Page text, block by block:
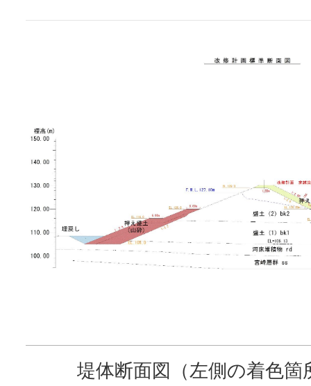
堤体断面図（左側の着色箇